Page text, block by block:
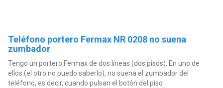
Teléfono portero Fermax NR 0208 no suena
zumbador
Tengo un portero Fermax de dos líneas (dos pisos). En uno de
ellos (el otro no puedo saberlo), no suena el zumbador del
teléfono, es decir, cuando pulsan el botón del piso